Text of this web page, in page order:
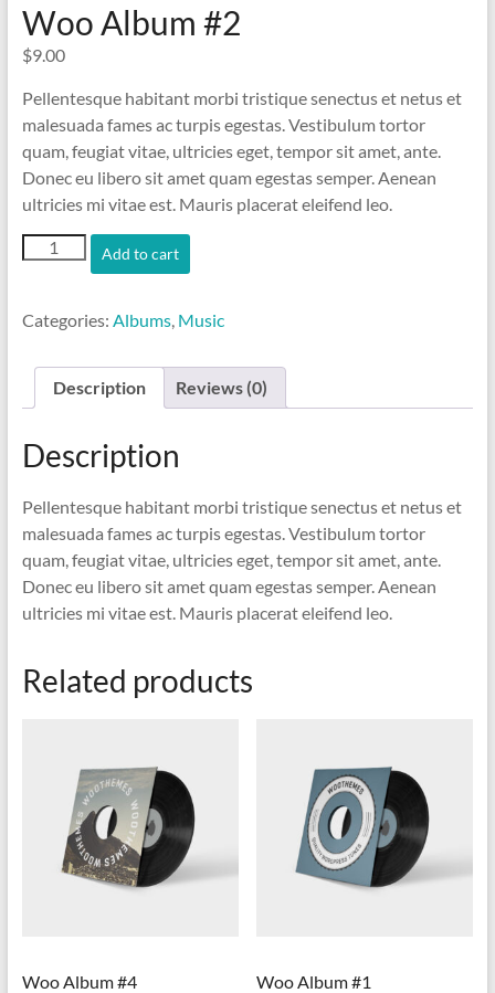
Woo Album #2
$9.00
Pellentesque habitant morbi tristique senectus et netus et
malesuada fames ac turpis egestas. Vestibulum tortor
quam, feugiat vitae, ultricies eget, tempor sit amet, ante.
Donec eu libero sit amet quam egestas semper. Aenean
ultricies mi vitae est. Mauris placerat eleifend leo.
Woo
Album
Add to cart
Categories: Albums, Music
Description Reviews (0)
Description
Pellentesque habitant morbi tristique senectus et netus et
malesuada fames ac turpis egestas. Vestibulum tortor
quam, feugiat vitae, ultricies eget, tempor sit amet, ante.
Donec eu libero sit amet quam egestas semper. Aenean
ultricies mi vitae est. Mauris placerat eleifend leo.
Related products
Woo Album #4
Woo Album #1